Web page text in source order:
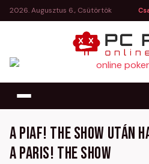
2026. Augusztus 6., Csütörtök
A Piaf! The Show után
a Paris! The Show